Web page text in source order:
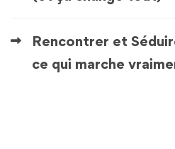
Rencontrer et
ce qui marche